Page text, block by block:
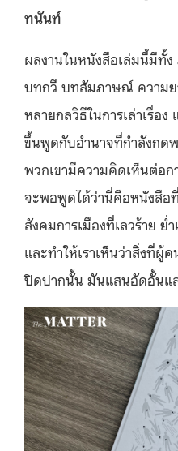
ทนันท์
ผลงานในหนังสือเล่มนี้มีทั้
บทกวี บทสัมภาษณ์ ความย
หลายกลวิธีในการเล่าเรื่อ
ขึ้นพูดกับอำนาจที่กำลังกดพ
พวกเขามีความคิดเห็นต่อก
จะพอพูดได้ว่านี่คือหนังสือ
สังคมการเมืองที่เลวร้าย ย่
และทำให้เราเห็นว่าสิ่งที่ผู้
ปิดปากนั้น มันแสนอัดอั้นแ